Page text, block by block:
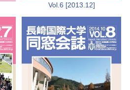
Vol.6 [2013.12]